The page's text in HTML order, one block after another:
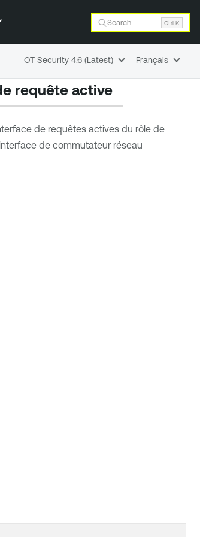
Search Ctrl K
requête active
de requêtes actives du rôle de
de commutateur réseau
OT Security 4.6 (Latest) Français